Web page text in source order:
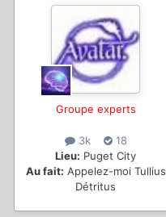
Groupe experts
3k
18
Lieu: Puget City
Au fait: Appelez-moi Tullius
Détritus